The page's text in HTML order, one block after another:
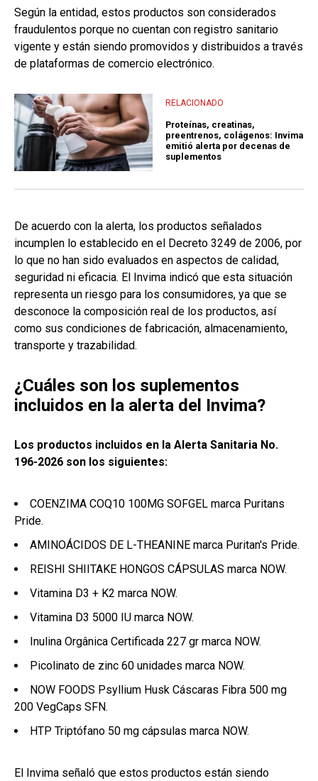
Según la entidad, estos productos son considerados
fraudulentos porque no cuentan con registro sanitario
vigente y están siendo promovidos y distribuidos a través
de plataformas de comercio electrónico.
RELACIONADO
Proteínas, creatinas,
preentrenos, colágenos: Invima
emitió alerta por decenas de
suplementos
De acuerdo con la alerta, los productos señalados
incumplen lo establecido en el Decreto 3249 de 2006, por
lo que no han sido evaluados en aspectos de calidad,
seguridad ni eficacia. El Invima indicó que esta situación
representa un riesgo para los consumidores, ya que se
desconoce la composición real de los productos, así
como sus condiciones de fabricación, almacenamiento,
transporte y trazabilidad.
¿Cuáles son los suplementos
incluidos en la alerta del Invima?
Los productos incluidos en la Alerta Sanitaria No.
196-2026 son los siguientes:
COENZIMA COQ10 100MG SOFGEL marca Puritans
Pride.
AMINOÁCIDOS DE L-THEANINE marca Puritan's Pride.
REISHI SHIITAKE HONGOS CÁPSULAS marca NOW.
Vitamina D3 + K2 marca NOW.
Vitamina D3 5000 IU marca NOW.
Inulina Orgânica Certificada 227 gr marca NOW.
Picolinato de zinc 60 unidades marca NOW.
NOW FOODS Psyllium Husk Cáscaras Fibra 500 mg
200 VegCaps SFN.
HTP Triptófano 50 mg cápsulas marca NOW.
El Invima señaló que estos productos están siendo